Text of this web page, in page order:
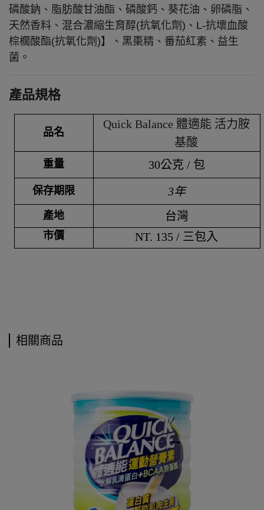
磷酸鈉、脂肪酸甘油酯、磷酸鈣、葵花油、卵磷脂、
天然香料、混合濃縮生育醇(抗氧化劑)、L-抗壞血酸
棕櫚酸酯(抗氧化劑)】、黑棗精、番茄紅素、益生
菌。
產品規格
品名
Quick Balance 體適能 活力胺
基酸
重量 30公克 / 包
保存期限 3年
產地 台灣
市價 NT. 135 / 三包入
相關商品